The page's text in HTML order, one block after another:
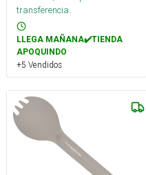
transferencia.
LLEGA MAÑANA✔️TIENDA
APOQUINDO
+5 Vendidos